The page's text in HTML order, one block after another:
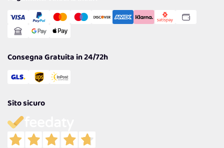
Gestisci Cookie
Reso Facile e Veloce
Consegna Gratuita in 24/72h
Sito sicuro